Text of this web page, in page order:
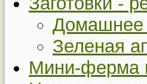
Домашнее
Зеленая
Мини-ферма